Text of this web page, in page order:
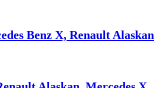
Benz X, Renault Alaskan